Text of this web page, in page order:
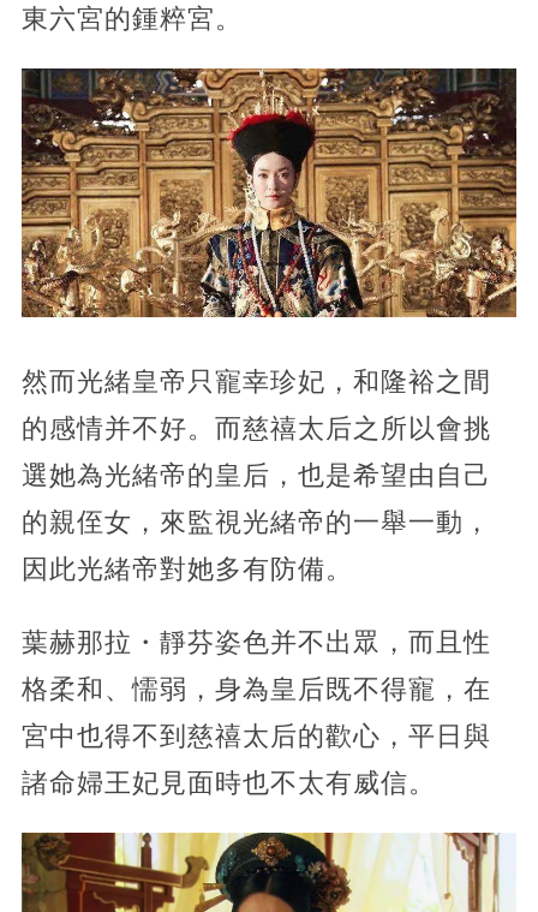
東六宮的鍾粹宮。
然而光緒皇帝只寵幸珍妃，和隆裕之間
的感情并不好。而慈禧太后之所以會挑
選她為光緒帝的皇后，也是希望由自己
的親侄女，來監視光緒帝的一舉一動，
因此光緒帝對她多有防備。
葉赫那拉・靜芬姿色并不出眾，而且性
格柔和、懦弱，身為皇后既不得寵，在
宮中也得不到慈禧太后的歡心，平日與
諸命婦王妃見面時也不太有威信。